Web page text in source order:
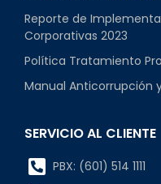
Reporte de
Corporativas 2023
Política Tratamiento
Manual Anticorrupción
SERVICIO AL CLIENTE
PBX: (601) 514 1111